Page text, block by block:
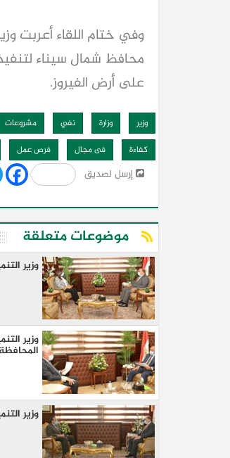
وفي ختام اللقاء أعربت
محافظ شمال سيناء
على أرض الفيروز.
وزير وزارة نفي مشروعات
كفاءة
فى مجال فرص عمل
إرسل لصديق Twitter Facebook
موضوعات متعلقة
وزير
وزير
المحافظة
وزير